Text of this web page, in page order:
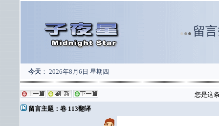
● ●● 留
今天 ： 2026年8月6日 星期四
您是这
留言主题：卷 113翻译